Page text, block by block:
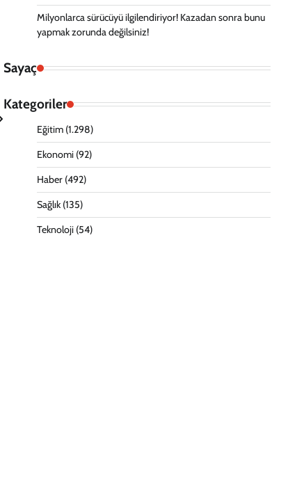
Milyonlarca sürücüyü ilgilendiriyor! Kazadan sonra bunu
yapmak zorunda değilsiniz!
Sayaç
Kategoriler
Eğitim(1.298)
Ekonomi(92)
Haber(492)
Sağlık(135)
Teknoloji(54)